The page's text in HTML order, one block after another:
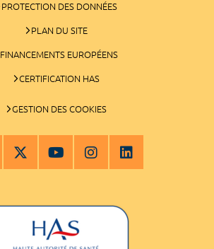
PROTECTION DES DONNÉES
PLAN DU SITE
FINANCEMENTS EUROPÉENS
CERTIFICATION HAS
GESTION DES COOKIES